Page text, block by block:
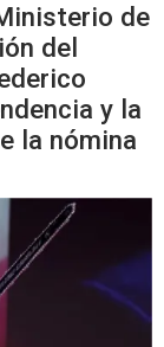
de
del
y la
la nómina